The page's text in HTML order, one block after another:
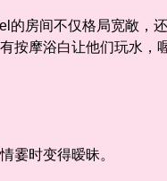
房间不仅格局宽敞，
按摩浴白让他们玩水，
时变得暧昧。